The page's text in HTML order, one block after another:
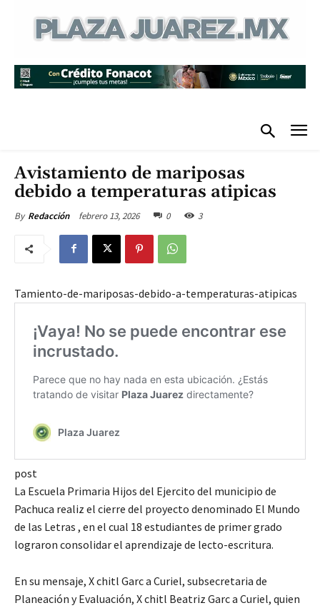
Avistamiento de mariposas
debido a temperaturas atipicas
By Redacción febrero 13, 2026 0 3
Tamiento-de-mariposas-debido-a-temperaturas-atipicas
post
La Escuela Primaria Hijos del Ejercito del municipio de
Pachuca realiz el cierre del proyecto denominado El Mundo
de las Letras , en el cual 18 estudiantes de primer grado
lograron consolidar el aprendizaje de lecto-escritura.
En su mensaje, X chitl Garc a Curiel, subsecretaria de
Planeación y Evaluación, X chitl Beatriz Garc a Curiel, quien